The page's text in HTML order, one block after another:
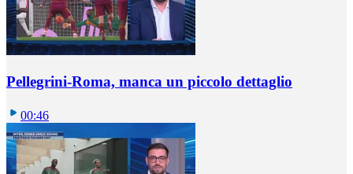
Pellegrini-Roma, manca un piccolo dettaglio
00:46